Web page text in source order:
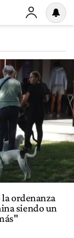
ordenanza
siendo un